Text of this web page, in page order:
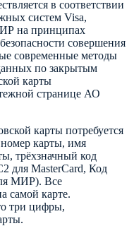
в соответствии
систем Visa,
на принципах
совершения
современные методы
по закрытым
карты
странице АО
карты потребуется
карты, имя
трёхзначный код
для MasterCard, Код
МИР). Все
самой карте.
три цифры,